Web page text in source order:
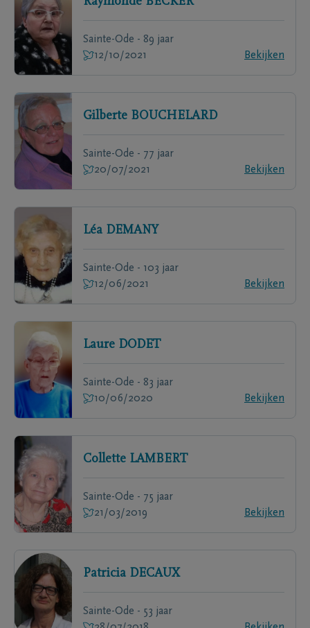
Sainte-Ode - 89 jaar
12/10/2021
Bekijken
Gilberte BOUCHELARD
Sainte-Ode - 77 jaar
20/07/2021
Bekijken
Léa DEMANY
Sainte-Ode - 103 jaar
12/06/2021
Bekijken
Laure DODET
Sainte-Ode - 83 jaar
10/06/2020
Bekijken
Collette LAMBERT
Sainte-Ode - 75 jaar
21/03/2019
Bekijken
Patricia DECAUX
Sainte-Ode - 53 jaar